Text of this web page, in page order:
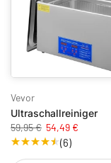
Vevor
Ultraschallreiniger
59,95 € 54,49 €
(6)